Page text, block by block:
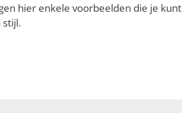
hier enkele voorbeelden die je kunt
stijl.